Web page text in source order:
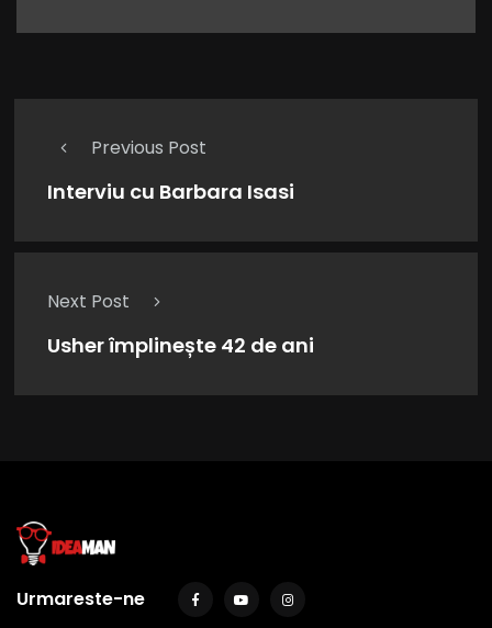
Previous Post
Interviu cu Barbara Isasi
Next Post
Usher împlinește 42 de ani
Urmareste-ne